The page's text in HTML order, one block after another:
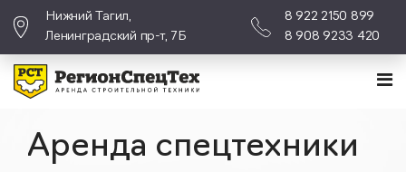
Нижний Тагил,
Ленинградский пр-т, 7Б
8 922 2150 899
8 908 9233 420
Аренда спецтехники